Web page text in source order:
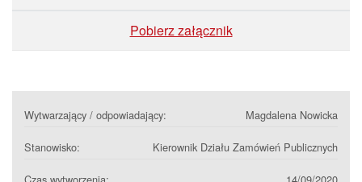
Pobierz załącznik
Wytwarzający / odpowiadający: Magdalena Nowicka
Stanowisko: Kierownik Działu Zamówień Publicznych